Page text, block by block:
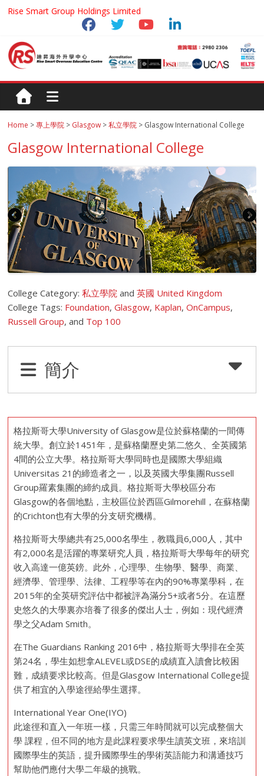
Rise Smart Group Holdings Limited
Home >專上學院 > Glasgow >私立學院 > Glasgow International College
Glasgow International College
College Category:私立學院 and英國 United Kingdom
College Tags: Foundation,Glasgow, Kaplan,OnCampus,
Russell Group, and Top 100
簡介
格拉斯哥大學University of Glasgow是位於蘇格蘭的一間傳
統大學。創立於1451年，是蘇格蘭歷史第二悠久、全英國第
4間的公立大學。格拉斯哥大學同時也是國際大學組織
Universitas 21的締造者之一，以及英國大學集團Russell
Group羅素集團的締約成員。格拉斯哥大學校區分布
Glasgow的各個地點，主校區位於西區Gilmorehill，在蘇格蘭
的Crichton也有大學的分支研究機構。
格拉斯哥大學總共有25,000名學生，教職員6,000人，其中
有2,000名是活躍的專業研究人員，格拉斯哥大學每年的研究
收入高達一億英鎊。此外，心理學、生物學、醫學、商業、
經濟學、管理學、法律、工程學等在內的90%專業學科，在
2015年的全英研究評估中都被評為滿分5+或者5分。在這歷
史悠久的大學裏亦培養了很多的傑出人士，例如：現代經濟
學之父Adam Smith。
在The Guardians Ranking 2016中，格拉斯哥大學排在全英
第24名，學生如想拿ALEVEL或DSE的成績直入讀會比較困
難，成績要求比較高。但是Glasgow International College提
供了相宜的入學途徑給學生選擇。
International Year One(IYO)
此途徑和直入一年班一樣，只需三年時間就可以完成整個大
學 課程，但不同的地方是此課程要求學生讀英文班，來培訓
國際學生的英語，提升國際學生的學術英語能力和溝通技巧
幫助他們應付大學二年級的挑戰。